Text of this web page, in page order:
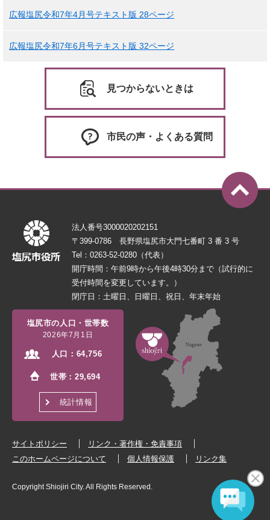
広報塩尻令和7年4月号テキスト版 28ページ
広報塩尻令和7年6月号テキスト版 32ページ
見つからないときは
市民の声・よくある質問
法人番号3000020202151
〒399-0786 長野県塩尻市大門七番町 3 番 3 号
Tel：0263-52-0280（代表）
開庁時間：午前9時から午後4時30分まで（試行的に
受付時間を変更しています。）
閉庁日：土曜日、日曜日、祝日、年末年始
塩尻市の人口・世帯数
2026年7月1日
人口： 64,756
世帯：29,694
統計情報
サイトポリシー
リンク・著作権・免責事項
このホームページについて
個人情報保護 リンク集
Copyright Shiojiri City. All Rights Reserved.